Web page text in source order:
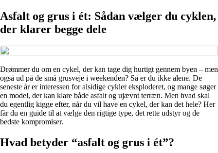
Asfalt og grus i ét: Sådan vælger du cyklen,
der klarer begge dele
Drømmer du om en cykel, der kan tage dig hurtigt gennem byen – men
også ud på de små grusveje i weekenden? Så er du ikke alene. De
seneste år er interessen for alsidige cykler eksploderet, og mange søger
en model, der kan klare både asfalt og ujævnt terræn. Men hvad skal
du egentlig kigge efter, når du vil have en cykel, der kan det hele? Her
får du en guide til at vælge den rigtige type, det rette udstyr og de
bedste kompromiser.
Hvad betyder “asfalt og grus i ét”?